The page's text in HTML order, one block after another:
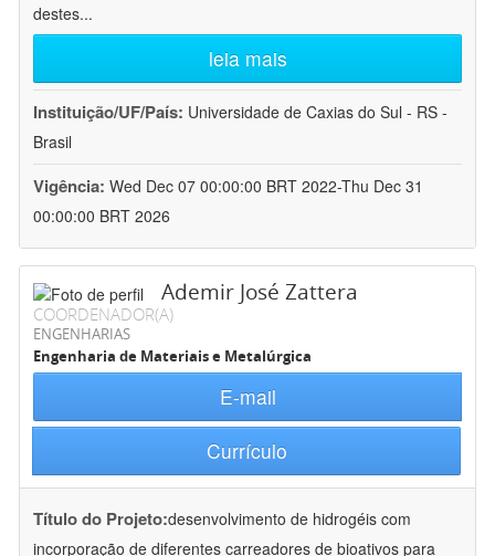
destes...
leia mais
Instituição/UF/País: Universidade de Caxias do Sul - RS -
Brasil
Vigência: Wed Dec 07 00:00:00 BRT 2022-Thu Dec 31
00:00:00 BRT 2026
Ademir José Zattera
COORDENADOR(A)
ENGENHARIAS
Engenharia de Materiais e Metalúrgica
E-mail
Currículo
Título do Projeto:desenvolvimento de hidrogéis com
incorporação de diferentes carreadores de bioativos para